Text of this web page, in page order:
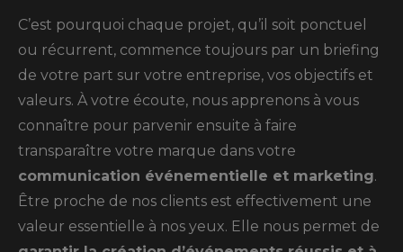
C’est pourquoi chaque projet, qu’il soit ponctuel
ou récurrent, commence toujours par un briefing
de votre part sur votre entreprise, vos objectifs et
valeurs. À votre écoute, nous apprenons à vous
connaître pour parvenir ensuite à faire
transparaître votre marque dans votre
communication événementielle et marketing.
Être proche de nos clients est effectivement une
valeur essentielle à nos yeux. Elle nous permet de